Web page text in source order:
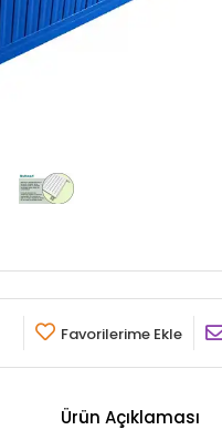
Favorilerime Ekle
Ürün Açıklaması